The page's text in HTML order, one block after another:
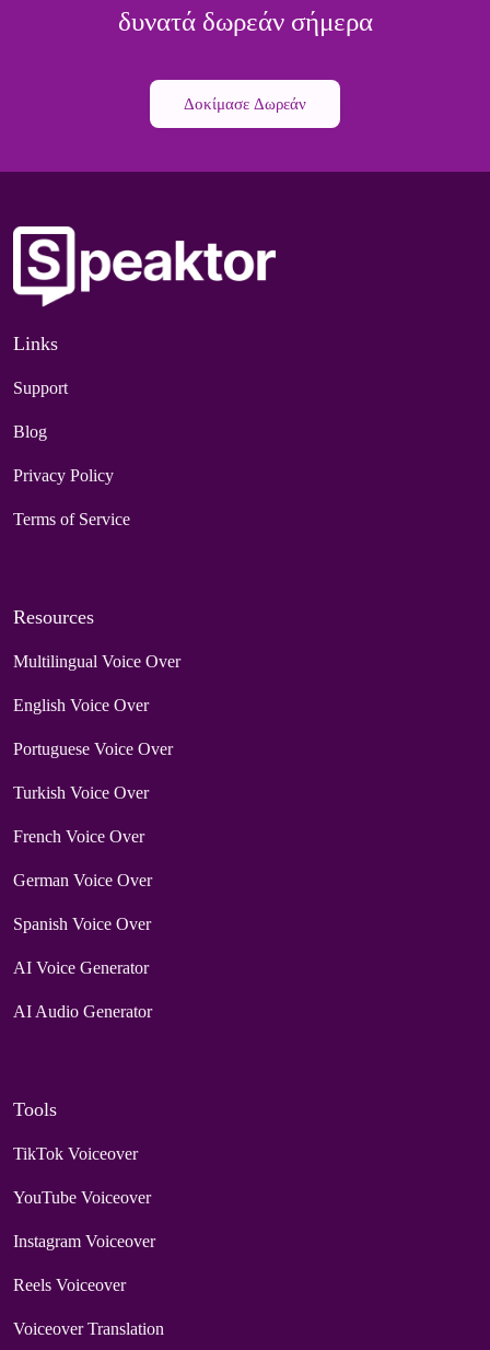
δυνατά δωρεάν σήμερα
Δοκίμασε Δωρεάν
Links
Support
Blog
Privacy Policy
Terms of Service
Resources
Multilingual Voice Over
English Voice Over
Portuguese Voice Over
Turkish Voice Over
French Voice Over
German Voice Over
Spanish Voice Over
AI Voice Generator
AI Audio Generator
Tools
TikTok Voiceover
YouTube Voiceover
Instagram Voiceover
Reels Voiceover
Voiceover Translation